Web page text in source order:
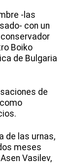
-las
con un
Boiko
de Bulgaria
de
de las urnas,
meses
Vasilev,